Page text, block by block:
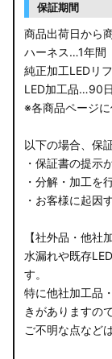
保証期間
商品出荷日から
ハーネス…1年間
純正加工LEDリ
LED加工品…90日
※各商品ページ
以下の場合、保
・保証書の提示
・分解・加工を
・お客様に起因
【社外品・他社
水漏れや既存
す。
特に他社加工品
きがありますの
ご不明な点など